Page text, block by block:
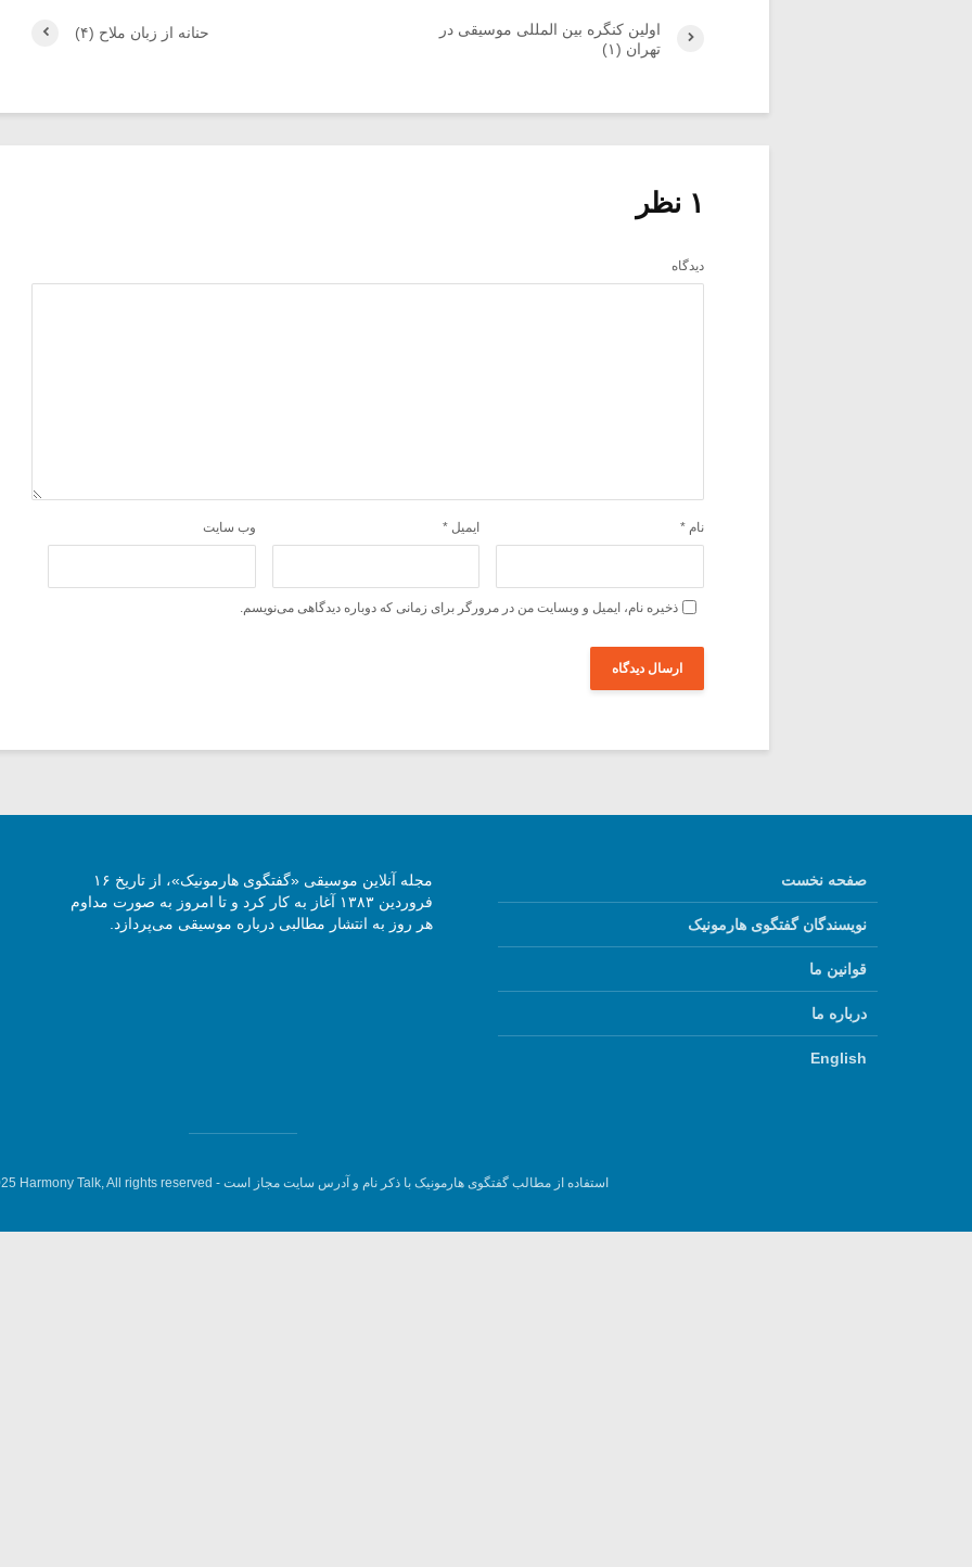
حنانه از زبان ملاح (۴)
اولین کنگره‏ بین المللی موسیقی در
تهران (۱)
۱ نظر
دیدگاه
نام * ایمیل * وب‌ سایت
ذخیره نام، ایمیل و وبسایت من در مرورگر برای زمانی که دوباره دیدگاهی می‌نویسم.
صفحه نخست
نویسندگان گفتگوی هارمونیک
قوانین ما
درباره ما
English
مجله آنلاین موسیقی «گفتگوی هارمونیک»، از تاریخ ۱۶
فروردین ۱۳۸۳ آغاز به کار کرد و تا امروز به صورت مداوم
هر روز به انتشار مطالبی درباره موسیقی می‌پردازد.
استفاده از مطالب گفتگوی هارمونیک با ذکر نام و آدرس سایت مجاز است - Harmony Talk, All rights reserved.